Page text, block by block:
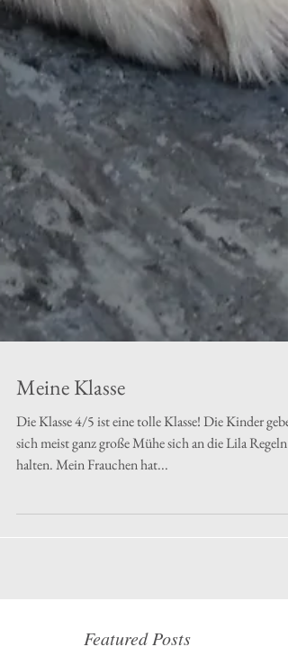
Meine Klasse
Die Klasse 4/5 ist eine tolle Klasse! Die Kinder geben
halten. Mein Frauchen hat...